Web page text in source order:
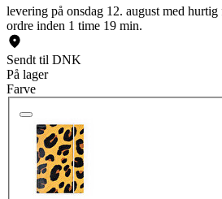
levering på onsdag 12. august med hurtig
ordre inden 1 time 19 min.
Sendt til DNK
På lager
Farve